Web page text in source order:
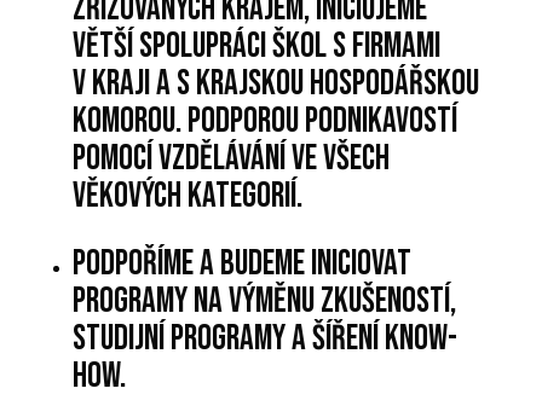
zřizovaných krajem, iniciujeme
větší spolupráci škol s firmami
v kraji a s Krajskou hospodářskou
komorou. Podporou podnikavostí
pomocí vzdělávání ve všech
věkových kategorií.
Podpoříme a budeme iniciovat
programy na výměnu zkušeností,
studijní programy a šíření know-
how.